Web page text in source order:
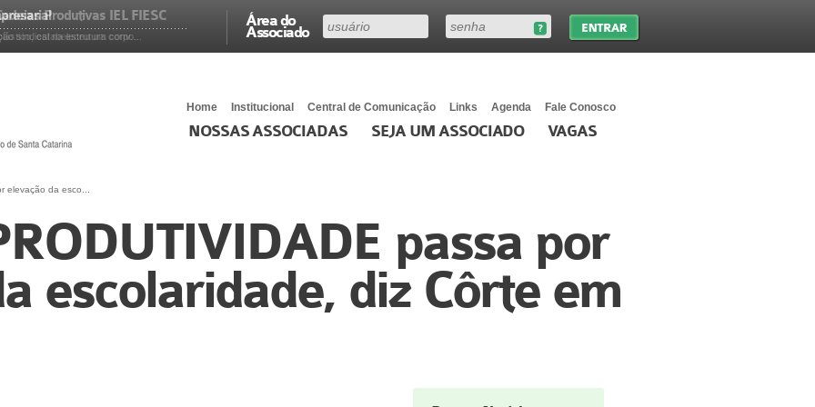
Área do
Associado
sindical na estrutura corpo...
Produtivas IEL FIESC
estabeleceu um conv...
Home Institucional Central de Comunicação Links Agenda Fale Conosco
NOSSAS ASSOCIADAS SEJA UM ASSOCIADO VAGAS
elevação da esco...
passa por
escolaridade, diz Côrte em